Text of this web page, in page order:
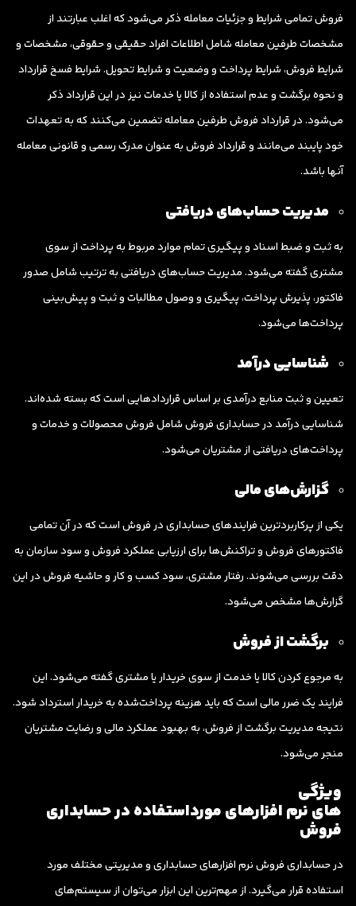
فروش تمامی شرایط و جزئیات معامله ذکر می‌شود که اغلب عبارتند از
مشخصات طرفین معامله شامل اطلاعات افراد حقیقی و حقوقی، مشخصات و
شرایط فروش، شرایط پرداخت و وضعیت و شرایط تحویل. شرایط فسخ قرارداد
و نحوه برگشت و عدم استفاده از کالا یا خدمات نیز در این قرارداد ذکر
می‌شود. در قرارداد فروش طرفین معامله تضمین می‌کنند که به تعهدات
خود پایبند می‌مانند و قرارداد فروش به عنوان مدرک رسمی و قانونی معامله
آنها باشد.
مدیریت حساب‌های دریافتی
به ثبت و ضبط اسناد و پیگیری تمام موارد مربوط به پرداخت از سوی
مشتری گفته می‌شود. مدیریت حساب‌های دریافتی به ترتیب شامل صدور
فاکتور، پذیرش پرداخت، پیگیری و وصول مطالبات و ثبت و پیش‌بینی
پرداخت‌ها می‌شود.
شناسایی درآمد
تعیین و ثبت منابع درآمدی بر اساس قراردادهایی است که بسته شده‌اند.
شناسایی درآمد در حسابداری فروش شامل فروش محصولات و خدمات و
پرداخت‌های دریافتی از مشتریان می‌شود.
گزارش‌های مالی
یکی از پرکاربردترین فرایندهای حسابداری در فروش است که در آن تمامی
فاکتورهای فروش و تراکنش‌ها برای ارزیابی عملکرد فروش و سود سازمان به
دقت بررسی می‌شوند. رفتار مشتری، سود کسب و کار و حاشیه فروش در این
گزارش‌ها مشخص می‌شود.
برگشت از فروش
به مرجوع کردن کالا یا خدمت از سوی خریدار یا مشتری گفته می‌شود. این
فرایند یک ضرر مالی است که باید هزینه پرداخت‌شده به خریدار استرداد شود.
نتیجه مدیریت برگشت از فروش، به بهبود عملکرد مالی و رضایت مشتریان
منجر می‌شود.
ویژگی
های نرم افزارهای مورداستفاده در حسابداری
فروش
در حسابداری فروش نرم افزارهای حسابداری و مدیریتی مختلف مورد
استفاده قرار می‌گیرد. از مهم‌ترین این ابزار می‌توان از سیستم‌های